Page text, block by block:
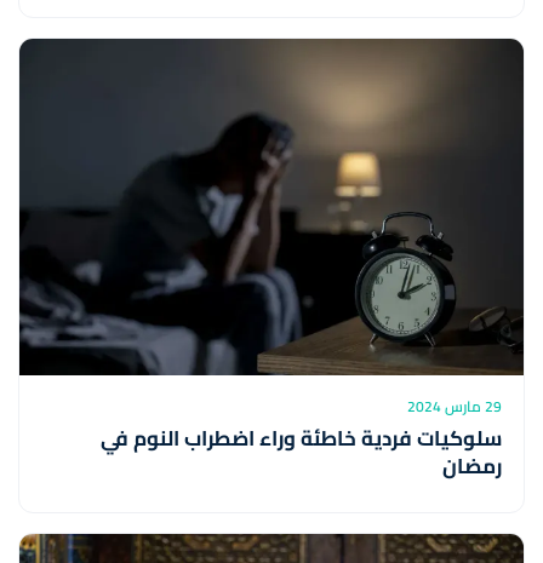
29 مارس 2024
سلوكيات فردية خاطئة وراء اضطراب النوم في
رمضان